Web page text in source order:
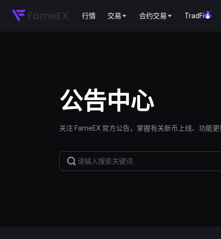
行情 交易 合约交易 TradFi
公告中心
关注 FameEX 官方公告，掌握有关新币上线、功能